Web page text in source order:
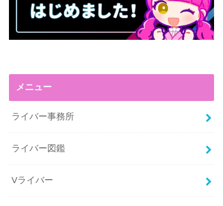
メニュー
ライバー事務所
ライバー図鑑
Vライバー